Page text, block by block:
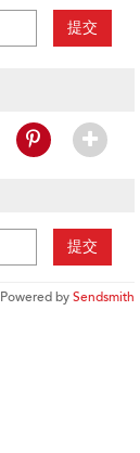
提交
提交
Powered bySendsmith